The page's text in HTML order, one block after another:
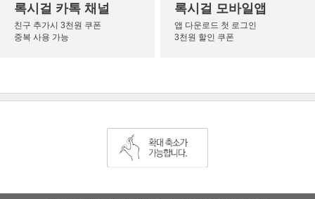
록시걸 카톡 채널
친구 추가시 3천원 쿠폰
중복 사용 가능
록시걸 모바일앱
앱 다운로드 첫 로그인
3천원 할인 쿠폰